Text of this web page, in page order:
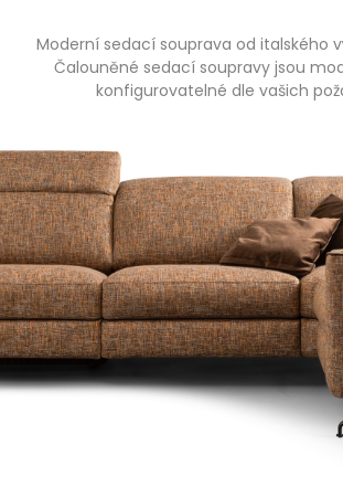
Moderní sedací souprava od italského
Čalouněné sedací soupravy jsou
konfigurovatelné dle vašich